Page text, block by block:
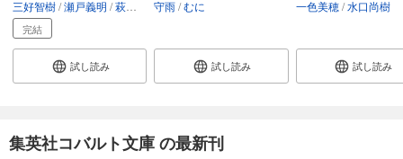
破妖の剣６ 鬱金の暁闇25
三好智樹 瀬戸義明 萩原天晴 福本伸行
完結
試し読み
守雨 むに
試し読み
一色美穂 水口尚樹
試し読み
集英社コバルト文庫 の最新刊